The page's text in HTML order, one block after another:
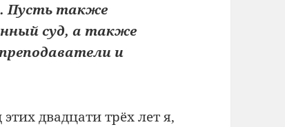
Пусть также
суд, а также
и
двадцати трёх лет я,